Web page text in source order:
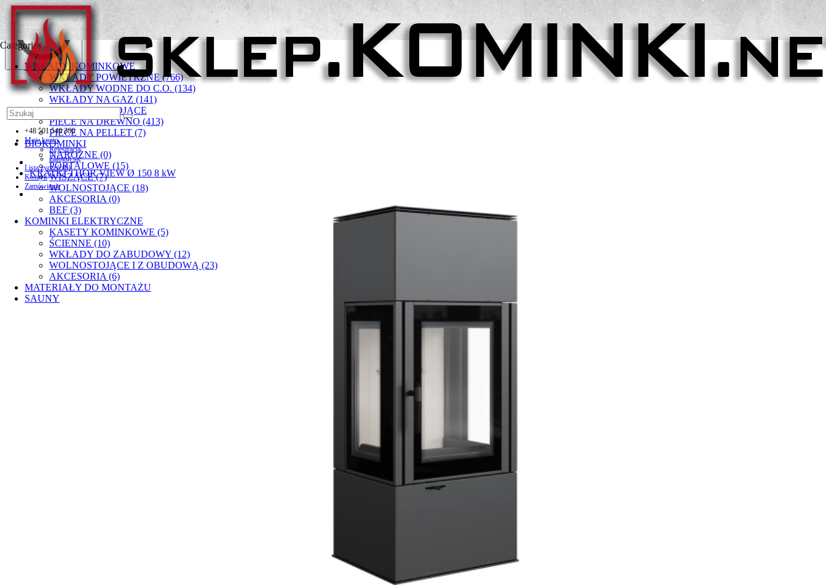
+48 501 549 300
Moje konto
Rejestracja
Zaloguj się
Lista życzeń (0)
Koszyk
Zamówienie
Categories
WKŁADY KOMINKOWE
WKŁADY POWIETRZNE (766)
WKŁADY WODNE DO C.O. (134)
WKŁADY NA GAZ (141)
PIECYKI WOLNOSTOJĄCE
PIECE NA DREWNO (413)
PIECE NA PELLET (7)
BIOKOMINKI
NAROŻNE (0)
PORTALOWE (15)
WISZĄCE (7)
WOLNOSTOJĄCE (18)
AKCESORIA (0)
BEF (3)
KOMINKI ELEKTRYCZNE
KASETY KOMINKOWE (5)
ŚCIENNE (10)
WKŁADY DO ZABUDOWY (12)
WOLNOSTOJĄCE I Z OBUDOWĄ (23)
AKCESORIA (6)
MATERIAŁY DO MONTAŻU
SAUNY
KRATKI THOR VIEW Ø 150 8 kW